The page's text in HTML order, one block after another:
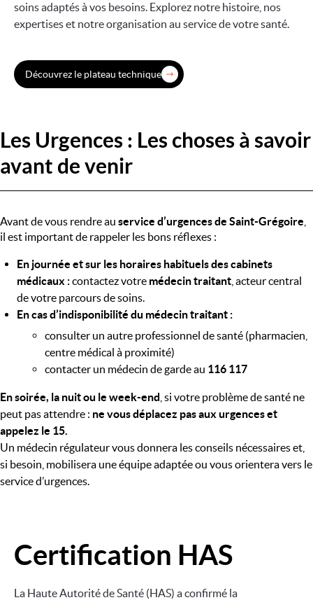
soins adaptés à vos besoins. Explorez notre histoire, nos
expertises et notre organisation au service de votre santé.
Découvrez le plateau technique
Les Urgences : Les choses à savoir
avant de venir
Avant de vous rendre au service d’urgences de Saint-Grégoire
il est important de rappeler les bons réflexes :
En journée et sur les horaires habituels des cabinets
médicaux :contactez votre médecin traitant , acteur central
de votre parcours de soins.
En cas d’indisponibilité du médecin traitant :
consulter un autre professionnel de santé (pharmacien,
centre médical à proximité)
contacter un médecin de garde au 116 117
En soirée, la nuit ou le week-end , si votre problème de santé ne
peut pas attendre : ne vous déplacez pas aux urgences et
appelez le 15.
Un médecin régulateur vous donnera les conseils nécessaires et,
si besoin, mobilisera une équipe adaptée ou vous orientera vers le
service d’urgences.
Image
Certification HAS
La Haute Autorité de Santé (HAS) a confirmé la